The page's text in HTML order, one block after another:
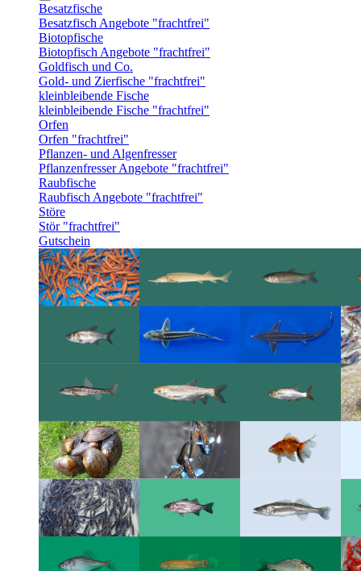
Besatzfische
Besatzfisch Angebote "frachtfrei"
Biotopfische
Biotopfisch Angebote "frachtfrei"
Goldfisch und Co.
Gold- und Zierfische "frachtfrei"
kleinbleibende Fische
kleinbleibende Fische "frachtfrei"
Orfen
Orfen "frachtfrei"
Pflanzen- und Algenfresser
Pflanzenfresser Angebote "frachtfrei"
Raubfische
Raubfisch Angebote "frachtfrei"
Störe
Stör "frachtfrei"
Gutschein